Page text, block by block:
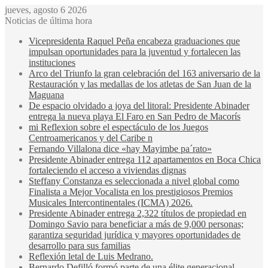
jueves, agosto 6 2026
Noticias de última hora
Vicepresidenta Raquel Peña encabeza graduaciones que
impulsan oportunidades para la juventud y fortalecen las
instituciones
Arco del Triunfo la gran celebración del 163 aniversario de la
Restauración y las medallas de los atletas de San Juan de la
Maguana
De espacio olvidado a joya del litoral: Presidente Abinader
entrega la nueva playa El Faro en San Pedro de Macorís
mi Reflexion sobre el espectáculo de los Juegos
Centroamericanos y del Caribe n
Fernando Villalona dice «hay Mayimbe pa´rato»
Presidente Abinader entrega 112 apartamentos en Boca Chica
fortaleciendo el acceso a viviendas dignas
Steffany Constanza es seleccionada a nivel global como
Finalista a Mejor Vocalista en los prestigiosos Premios
Musicales Intercontinentales (ICMA) 2026.
Presidente Abinader entrega 2,322 títulos de propiedad en
Domingo Savio para beneficiar a más de 9,000 personas;
garantiza seguridad jurídica y mayores oportunidades de
desarrollo para sus familias
Reflexión letal de Luis Medrano.